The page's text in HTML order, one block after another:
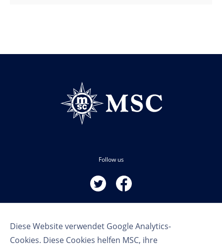
Diese Website verwendet Google Analytics-
Cookies. Diese Cookies helfen MSC, ihre
Follow us